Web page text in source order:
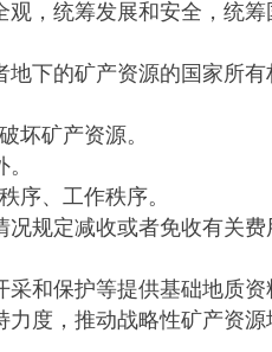
统筹发展和安全，统筹
的矿产资源的国家所有
矿产资源。
、工作秩序。
规定减收或者免收有关费
和保护等提供基础地质资
，推动战略性矿产资源